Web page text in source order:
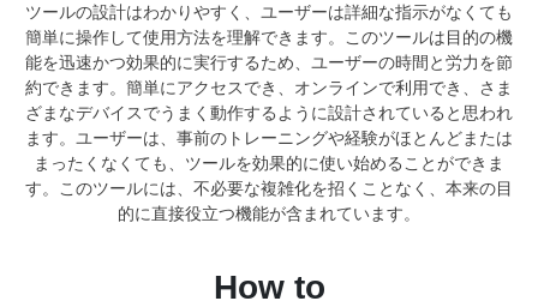
ツールの設計はわかりやすく、ユーザーは詳細な指示がなくても
簡単に操作して使用方法を理解できます。このツールは目的の機
能を迅速かつ効果的に実行するため、ユーザーの時間と労力を節
約できます。簡単にアクセスでき、オンラインで利用でき、さま
ざまなデバイスでうまく動作するように設計されていると思われ
ます。ユーザーは、事前のトレーニングや経験がほとんどまたは
まったくなくても、ツールを効果的に使い始めることができま
す。このツールには、不必要な複雑化を招くことなく、本来の目
的に直接役立つ機能が含まれています。
How to